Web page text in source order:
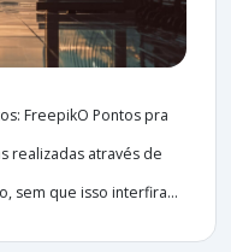
FreepikO Pontos pra
realizadas através de
sem que isso interfira...